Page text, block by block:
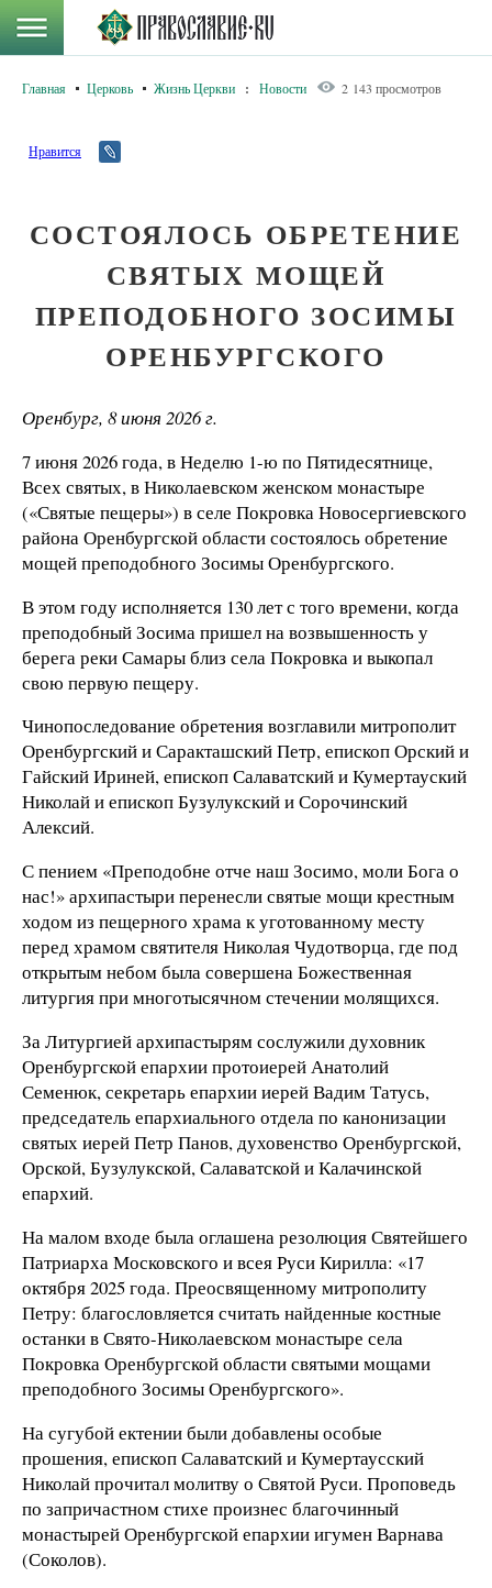
Главная Церковь Жизнь Церкви : Новости 2 143 просмотров
Нравится
СОСТОЯЛОСЬ ОБРЕТЕНИЕ
СВЯТЫХ МОЩЕЙ
ПРЕПОДОБНОГО ЗОСИМЫ
ОРЕНБУРГСКОГО
Оренбург, 8 июня 2026 г.
7 июня 2026 года, в Неделю 1-ю по Пятидесятнице,
Всех святых, в Николаевском женском монастыре
(«Святые пещеры») в селе Покровка Новосергиевского
района Оренбургской области состоялось обретение
мощей преподобного Зосимы Оренбургского.
В этом году исполняется 130 лет с того времени, когда
преподобный Зосима пришел на возвышенность у
берега реки Самары близ села Покровка и выкопал
свою первую пещеру.
Чинопоследование обретения возглавили митрополит
Оренбургский и Саракташский Петр, епископ Орский и
Гайский Ириней, епископ Салаватский и Кумертауский
Николай и епископ Бузулукский и Сорочинский
Алексий.
С пением «Преподобне отче наш Зосимо, моли Бога о
нас!» архипастыри перенесли святые мощи крестным
ходом из пещерного храма к уготованному месту
перед храмом святителя Николая Чудотворца, где под
открытым небом была совершена Божественная
литургия при многотысячном стечении молящихся.
За Литургией архипастырям сослужили духовник
Оренбургской епархии протоиерей Анатолий
Семенюк, секретарь епархии иерей Вадим Татусь,
председатель епархиального отдела по канонизации
святых иерей Петр Панов, духовенство Оренбургской,
Орской, Бузулукской, Салаватской и Калачинской
епархий.
На малом входе была оглашена резолюция Святейшего
Патриарха Московского и всея Руси Кирилла: «17
октября 2025 года. Преосвященному митрополиту
Петру: благословляется считать найденные костные
останки в Свято-Николаевском монастыре села
Покровка Оренбургской области святыми мощами
преподобного Зосимы Оренбургского».
На сугубой ектении были добавлены особые
прошения, епископ Салаватский и Кумертаусский
Николай прочитал молитву о Святой Руси. Проповедь
по запричастном стихе произнес благочинный
монастырей Оренбургской епархии игумен Варнава
(Соколов).